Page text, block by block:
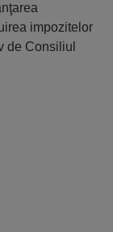
impozitelor
de Consiliul